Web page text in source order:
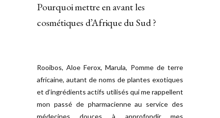
Pourquoi mettre en avant les
cosmétiques d’Afrique du Sud ?
Rooibos, Aloe Ferox, Marula, Pomme de terre
africaine, autant de noms de plantes exotiques
et d’ingrédients actifs utilisés qui me rappellent
mon passé de pharmacienne au service des
médecines douces à approfondir mes